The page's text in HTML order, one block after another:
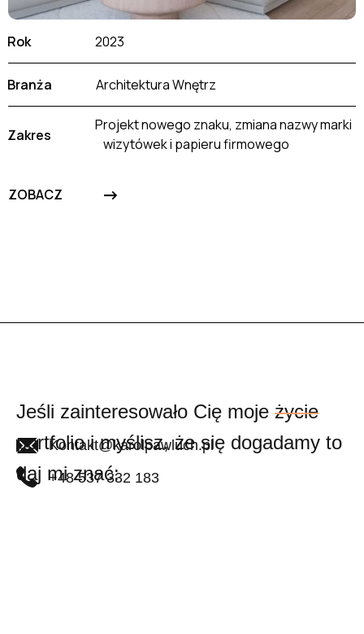
Rok 2023
Branża Architektura Wnętrz
Zakres
Projekt nowego znaku, zmiana nazwy marki
wizytówek i papieru firmowego
ZOBACZ ->
Jeśli zainteresowało Cię moje życie
portfolio i myślisz, że się dogadamy to
daj mi znać:
Kontakt@karolpawluch.pl
+48 537 332 183